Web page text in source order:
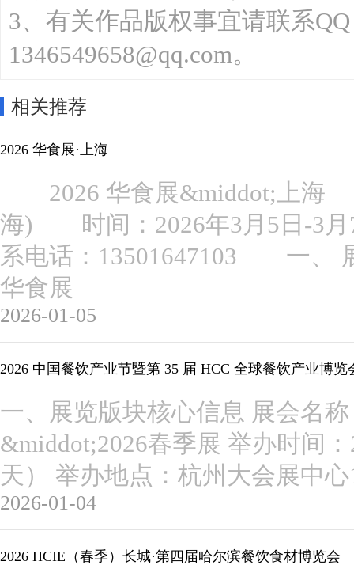
3、有关作品版权事宜请联系
1346549658@qq.com。
相关推荐
2026 华食展·上海
2026 华食展&middot;上海
海) 时间：2026年3月5日-
系电话：13501647103 一
华食展
2026-01-05
2026 中国餐饮产业节暨第 35 届 HCC 全球餐饮产业博览
一、展览版块核心信息 展会名
&middot;2026春季展 举办时间
天） 举办地点：杭州大会展中
2026-01-04
2026 HCIE（春季）长城·第四届哈尔滨餐饮食材博览会